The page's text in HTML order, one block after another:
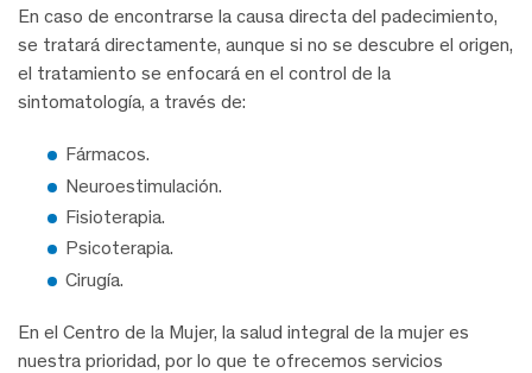
En caso de encontrarse la causa directa del padecimiento,
se tratará directamente, aunque si no se descubre el origen,
el tratamiento se enfocará en el control de la
sintomatología, a través de:
Fármacos.
Neuroestimulación.
Fisioterapia.
Psicoterapia.
Cirugía.
En el Centro de la Mujer, la salud integral de la mujer es
nuestra prioridad, por lo que te ofrecemos servicios